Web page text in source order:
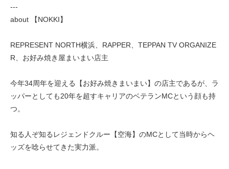
---
about 【NOKKI】
REPRESENT NORTH横浜、RAPPER、TEPPAN TV ORGANIZE
R、お好み焼き屋まいまい店主
今年34周年を迎える【お好み焼きまいまい】の店主であるが、ラ
ッパーとしても20年を超すキャリアのベテランMCという顔も持
つ。
知る人ぞ知るレジェンドクルー【空海】のMCとして当時からヘ
ッズを唸らせてきた実力派。